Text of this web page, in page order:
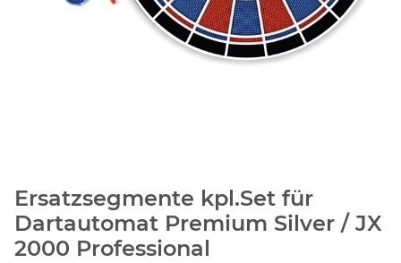
Ersatzsegmente kpl.Set für
Dartautomat Premium Silver / JX
2000 Professional